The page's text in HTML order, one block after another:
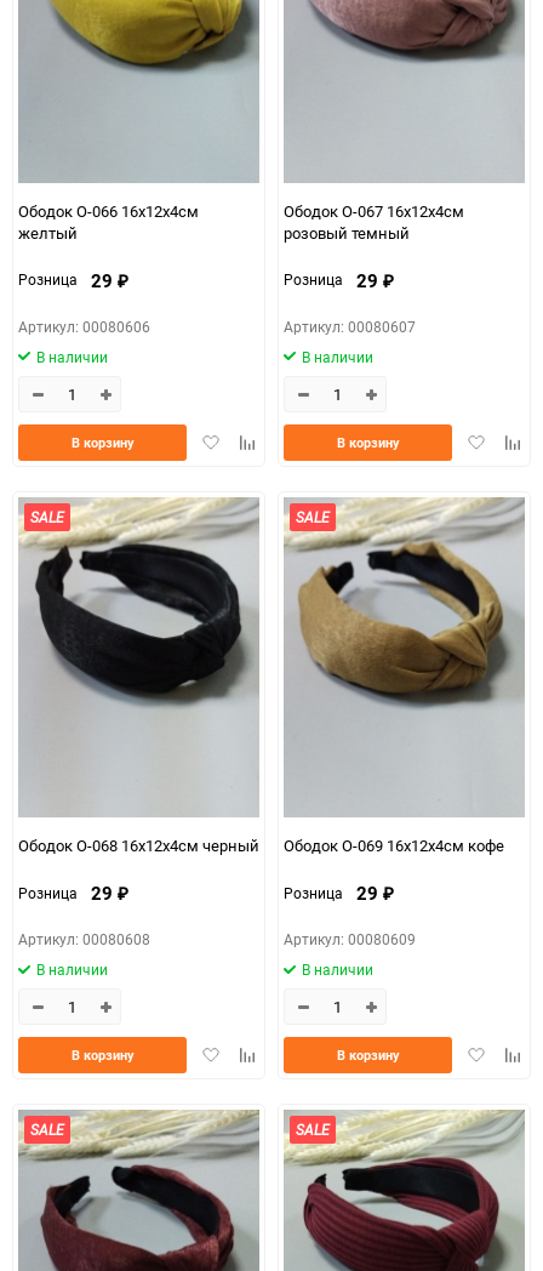
Ободок О-066 16х12х4см
желтый
Розница 29 ₽
Артикул: 00080606
В наличии
ДобавитьДобавить
В корзину
Ободок О-067 16х12х4см
розовый темный
Розница 29 ₽
Артикул: 00080607
В наличии
Добавить
В корзину
SALE
Ободок О-068 16х12х4см черный
Розница 29 ₽
Артикул: 00080608
В наличии
ДобавитьДобавить
В корзину
SALE
Ободок О-069 16х12х4см кофе
Розница 29 ₽
Артикул: 00080609
В наличии
Добавить
В корзину
SALE SALE